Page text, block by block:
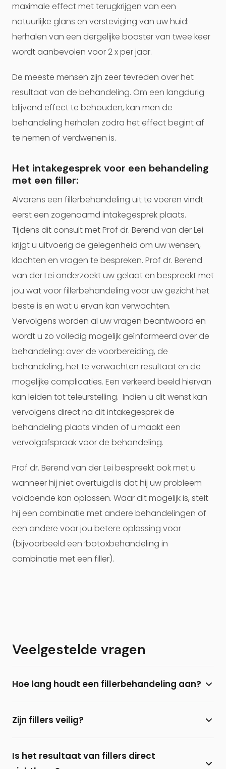
maximale effect met terugkrijgen van een
natuurlijke glans en versteviging van uw huid:
herhalen van een dergelijke booster van twee keer
wordt aanbevolen voor 2 x per jaar.
De meeste mensen zijn zeer tevreden over het
resultaat van de behandeling. Om een langdurig
blijvend effect te behouden, kan men de
behandeling herhalen zodra het effect begint af
te nemen of verdwenen is.
Het intakegesprek voor een behandeling
met een filler:
Alvorens een fillerbehandeling uit te voeren vindt
eerst een zogenaamd intakegesprek plaats.
Tijdens dit consult met Prof dr. Berend van der Lei
krijgt u uitvoerig de gelegenheid om uw wensen,
klachten en vragen te bespreken. Prof dr. Berend
van der Lei onderzoekt uw gelaat en bespreekt met
jou wat voor fillerbehandeling voor uw gezicht het
beste is en wat u ervan kan verwachten.
Vervolgens worden al uw vragen beantwoord en
wordt u zo volledig mogelijk geïnformeerd over de
behandeling: over de voorbereiding, de
behandeling, het te verwachten resultaat en de
mogelijke complicaties. Een verkeerd beeld hiervan
kan leiden tot teleurstelling. Indien u dit wenst kan
vervolgens direct na dit intakegesprek de
behandeling plaats vinden of u maakt een
vervolgafspraak voor de behandeling.
Prof dr. Berend van der Lei bespreekt ook met u
wanneer hij niet overtuigd is dat hij uw probleem
voldoende kan oplossen. Waar dit mogelijk is, stelt
hij een combinatie met andere behandelingen of
een andere voor jou betere oplossing voor
(bijvoorbeeld een ‘botoxbehandeling in
combinatie met een filler).
Veelgestelde vragen
Hoe lang houdt een fillerbehandeling aan?
gemiddeld 8 tot 12 maanden aan. Door herhaling
na 4-6 maanden kan het resultaat langer blijven
bestaan.
Zijn fillers veilig?
uitsluitend fillers op basis van hyaluronzuur en
Is het resultaat van fillers direct